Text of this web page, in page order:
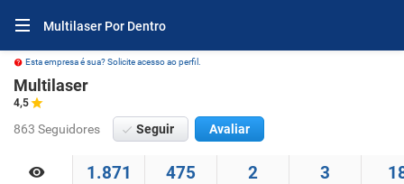
Multilaser Por Dentro
Esta empresa é sua? Solicite acesso ao perfil.
Multilaser
4,5
863 Seguidores Seguir Avaliar
1.871 475 2 3